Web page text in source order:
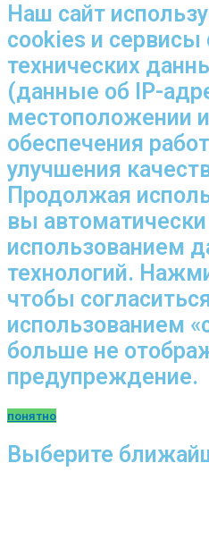
Наш сайт
cookies и сервисы
технических
(данные об IP-
местоположении
обеспечения
улучшения
Продолжая
вы
использованием
технологий.
чтобы
использованием
больше не
предупреждение.
понятно
Выберите